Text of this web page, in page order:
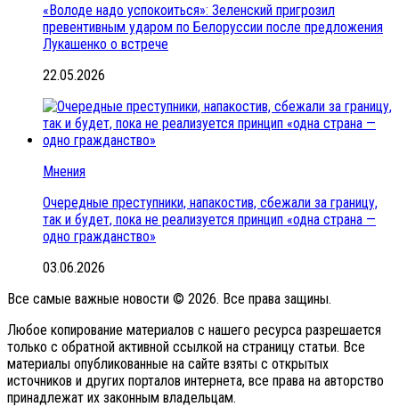
«Володе надо успокоиться»: Зеленский пригрозил
превентивным ударом по Белоруссии после предложения
Лукашенко о встрече
22.05.2026
Мнения
Очередные преступники, напакостив, сбежали за границу,
так и будет, пока не реализуется принцип «одна страна —
одно гражданство»
03.06.2026
Все самые важные новости © 2026. Все права защины.
Любое копирование материалов с нашего ресурса разрешается
только с обратной активной ссылкой на страницу статьи. Все
материалы опубликованные на сайте взяты с открытых
источников и других порталов интернета, все права на авторство
принадлежат их законным владельцам.